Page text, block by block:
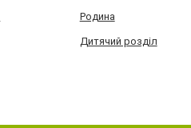
Родина
Дитячий розділ